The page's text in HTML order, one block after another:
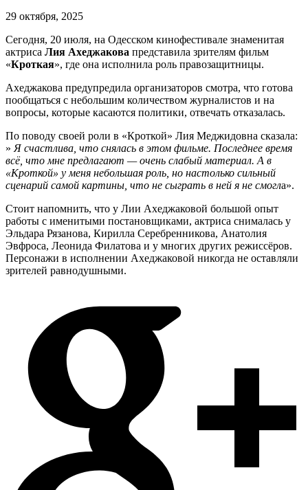
29 октября, 2025
Сегодня, 20 июля, на Одесском кинофестивале знаменитая
актриса Лия Ахеджакова представила зрителям фильм
«Кроткая», где она исполнила роль правозащитницы.
Ахеджакова предупредила организаторов смотра, что готова
пообщаться с небольшим количеством журналистов и на
вопросы, которые касаются политики, отвечать отказалась.
По поводу своей роли в «Кроткой» Лия Меджидовна сказала:
» Я счастлива, что снялась в этом фильме. Последнее время
всё, что мне предлагают — очень слабый материал. А в
«Кроткой» у меня небольшая роль, но настолько сильный
сценарий самой картины, что не сыграть в ней я не смогла».
Стоит напомнить, что у Лии Ахеджаковой большой опыт
работы с именитыми постановщиками, актриса снималась у
Эльдара Рязанова, Кирилла Серебренникова, Анатолия
Эвфроса, Леонида Филатова и у многих других режиссёров.
Персонажи в исполнении Ахеджаковой никогда не оставляли
зрителей равнодушными.